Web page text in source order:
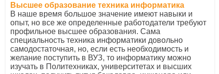
Высшее образование техника информатика
В наше время большое значение имеют навыки и
опыт, но все же определенные работодатели требуют
профильное высшее образования. Сама
специальность техника информатики довольно
самодостаточная, но, если есть необходимость и
желание поступить в ВУЗ, то информатику можно
изучать в Политехниках, университетах и ​​высших